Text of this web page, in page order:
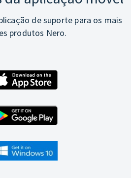
de suporte para os mais
produtos Nero.